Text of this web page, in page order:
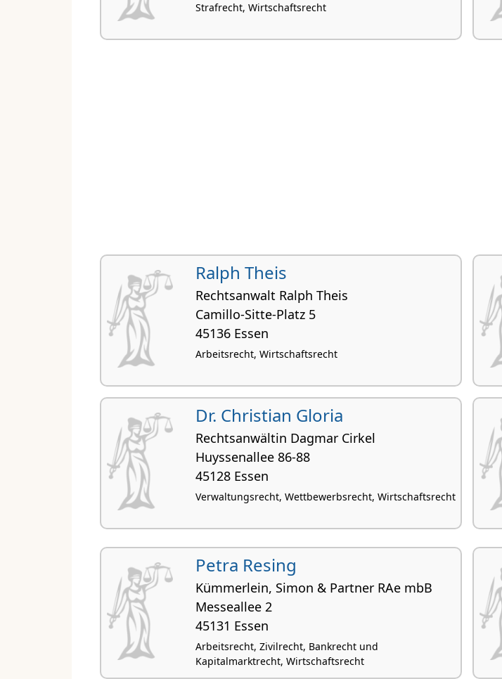
Strafrecht, Wirtschaftsrecht
Ralph Theis
Rechtsanwalt Ralph Theis
Camillo-Sitte-Platz 5
45136 Essen
Arbeitsrecht, Wirtschaftsrecht
Dr. Christian Gloria
Rechtsanwältin Dagmar Cirkel
Huyssenallee 86-88
45128 Essen
Verwaltungsrecht, Wettbewerbsrecht, Wirtschaftsrecht
Petra Resing
Kümmerlein, Simon & Partner RAe mbB
Messeallee 2
45131 Essen
Arbeitsrecht, Zivilrecht, Bankrecht und
Kapitalmarktrecht, Wirtschaftsrecht